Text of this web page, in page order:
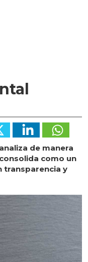
de manera
como un
transparencia y